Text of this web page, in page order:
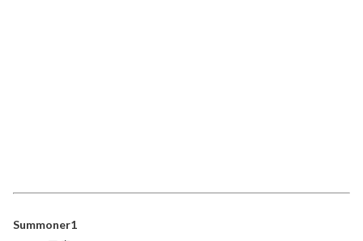
Summoner1